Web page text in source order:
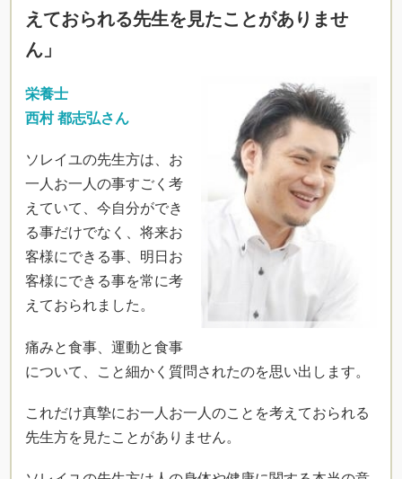
えておられる先生を見たことがありませ
ん」
栄養士
西村 都志弘さん
ソレイユの先生方は、お
一人お一人の事すごく考
えていて、今自分ができ
る事だけでなく、将来お
客様にできる事、明日お
客様にできる事を常に考
えておられました。
痛みと食事、運動と食事
について、こと細かく質問されたのを思い出します。
これだけ真摯にお一人お一人のことを考えておられる
先生方を見たことがありません。